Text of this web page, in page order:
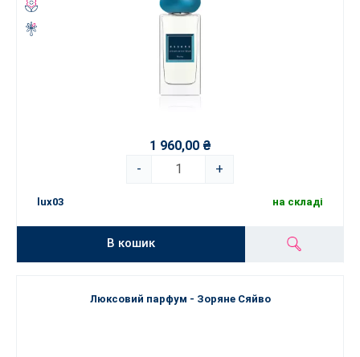
1 960,00 ₴
-
+
lux03 на складі
В кошик
Люксовий парфум - Зоряне Сяйво